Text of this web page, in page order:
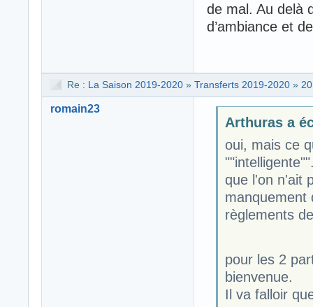
de mal. Au delà
d’ambiance et
Re : La Saison 2019-2020 » Transferts 2019-2020 »
romain23
Arthuras a
oui, mais ce
que l'on n'ait
manquement
règlements
pour les 2
bienvenue.
Il va falloir